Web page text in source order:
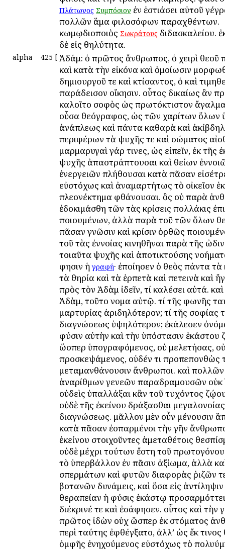
Πλάτωνος Συμπόσιον ἐν ἑστιάσει αὐτοῦ
πολλῶν ἅμα φιλοσόφων παραχθέντων.
κωμῳδιοποιὸς Σωκράτους διδασκαλείου.
δὲ εἰς θηλύτητα.
alpha 425 [ Ἀδάμ: ὁ πρῶτος ἄνθρωπος, ὁ χειρὶ θεοῦ
καὶ κατὰ τὴν εἰκόνα καὶ ὁμοίωσιν
δημιουργοῦ τε καὶ κτίσαντος, ὁ καὶ
παράδεισον οἴκησιν. οὗτος δικαίως ἂν
καλοῖτο σοφὸς ὡς πρωτόκτιστον
οὖσα θεόγραφος, ὡς τῶν χαρίτων ὅλων
ἀνάπλεως καὶ πάντα καθαρὰ καὶ
περιφέρων τὰ ψυχῆς τε καὶ σώματος
μαρμαρυγαὶ γάρ τινες, ὡς εἰπεῖν, ἐκ τῆς
ψυχῆς ἀπαστράπτουσαι καὶ θείων
ἐνεργειῶν πλήθουσαι κατὰ πᾶσαν
εὐστόχως καὶ ἀναμαρτήτως τὸ οἰκεῖον
πλεονέκτημα φθάνουσαι. ὃς οὐ παρὰ
ἐδοκιμάσθη τῶν τὰς κρίσεις πολλάκις
ποιουμένων, ἀλλὰ παρὰ τοῦ τῶν ὅλων
πᾶσαν γνῶσιν καὶ κρίσιν ὀρθῶς
τοῦ τὰς ἐννοίας κινηθῆναι παρὰ τῆς
τοιαῦτα ψυχῆς καὶ ἀποτικτούσης
φησιν ἡγραφή· ἐποίησεν ὁ θεὸς πάντα τὰ
τὰ θηρία καὶ τὰ ἑρπετὰ καὶ πετεινὰ καὶ
πρὸς τὸν Ἀδὰμ ἰδεῖν, τί καλέσει αὐτά.
Ἀδὰμ, τοῦτο ὄνομα αὐτῷ. τί τῆς φωνῆς
μαρτυρίας ἀριδηλότερον; τί τῆς σοφίας
διαγνώσεως ὑψηλότερον; ἐκάλεσεν
φύσιν αὐτὴν καὶ τὴν ὑπόστασιν ἑκάστου
ὥσπερ ὑπογραφόμενος, οὐ μελετήσας, οὐ
προσκεψάμενος, οὐδέν τι προπεπονθὼς
μεταμανθάνουσιν ἄνθρωποι. καὶ πολλῶν
ἀναρίθμων γενεῶν παραδραμουσῶν οὐκ
οὐδεὶς ὑπαλλάξαι κἂν τοῦ τυχόντος
οὐδὲ τῆς ἐκείνου δράξασθαι
διαγνώσεως. μᾶλλον μὲν οὖν μένουσιν
κατὰ πᾶσαν ἐσπαρμένοι τὴν γῆν
ἐκείνου στοιχοῦντες ἀμεταθέτοις
οὐδὲ μέχρι τούτων ἔστη τοῦ
τὸ ὑπερβάλλον ἐν πᾶσιν ἀξίωμα, ἀλλὰ
σπερμάτων καὶ φυτῶν διαφορὰς ῥιζῶν
βοτανῶν δυνάμεις, καὶ ὅσα εἰς ἀντίληψιν
θεραπείαν ἡ φύσις ἑκάστῳ
διέκρινέ τε καὶ ἐσάφησεν. οὗτος καὶ τὴν
πρῶτος ἰδὼν οὐχ ὥσπερ ἐκ στόματος
περὶ ταύτης ἐφθέγξατο, ἀλλ’ ὡς ἔκ τινος
ὀμφῆς ἐνηχούμενος εὐστόχως τὸ